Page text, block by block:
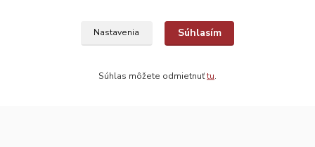
Nastavenia Súhlasím
Súhlas môžete odmietnuťtu.